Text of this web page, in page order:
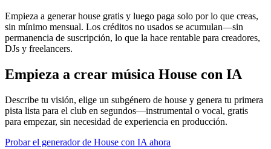
Empieza a generar house gratis y luego paga solo por lo que creas,
sin mínimo mensual. Los créditos no usados se acumulan—sin
permanencia de suscripción, lo que la hace rentable para creadores,
DJs y freelancers.
Empieza a crear música House con IA
Describe tu visión, elige un subgénero de house y genera tu primera
pista lista para el club en segundos—instrumental o vocal, gratis
para empezar, sin necesidad de experiencia en producción.
Probar el generador de House con IA ahora